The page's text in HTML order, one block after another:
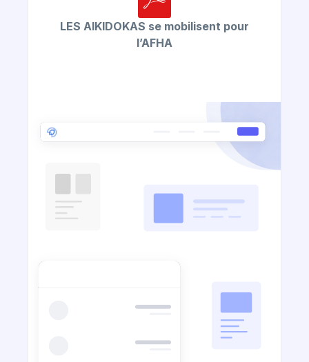
LES AIKIDOKAS se mobilisent pour
l’AFHA